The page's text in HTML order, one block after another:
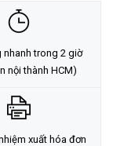
nhanh trong 2 giờ
nội thành HCM)
xuất hóa đơn